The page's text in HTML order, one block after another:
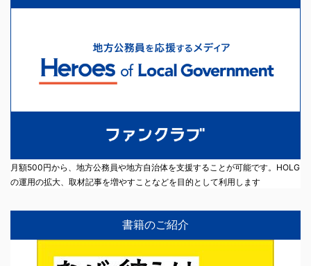
月額500円から、地方公務員や地方自治体を支援することが可能です。HOLG
の運用の拡大、取材記事を増やすことなどを目的として利用します
書籍のご紹介